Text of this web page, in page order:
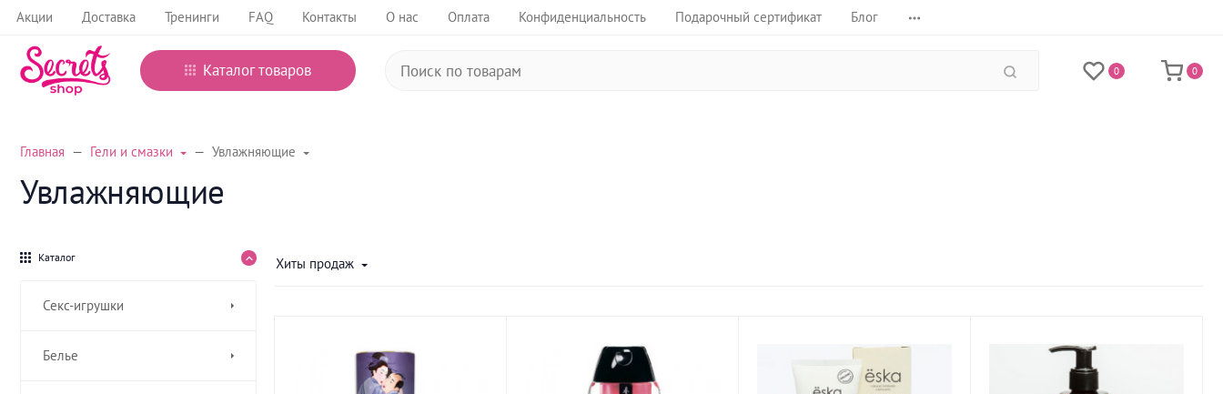
Акции Доставка Тренинги FAQ Контакты О нас Оплата Конфиденциальность Подарочный сертификат Блог
Каталог товаров 0 0
Главная Гели и смазки Увлажняющие
Увлажняющие
Каталог
Секс-игрушки
Белье
Хиты продаж